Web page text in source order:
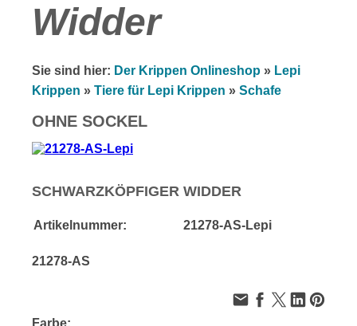
Widder
Sie sind hier: Der Krippen Onlineshop » Lepi
Krippen » Tiere für Lepi Krippen » Schafe
OHNE SOCKEL
SCHWARZKÖPFIGER WIDDER
Artikelnummer: 21278-AS-Lepi
21278-AS